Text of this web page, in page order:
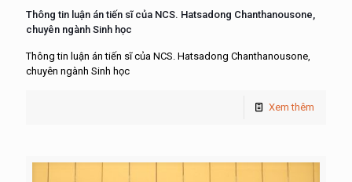
Thông tin luận án tiến sĩ của NCS. Hatsadong Chanthanousone,
chuyên ngành Sinh học
Thông tin luận án tiến sĩ của NCS. Hatsadong Chanthanousone,
chuyên ngành Sinh học
Xem thêm